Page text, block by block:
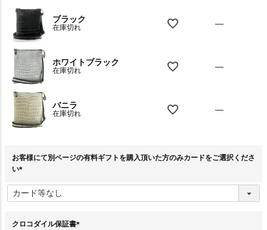
ブラック
在庫切れ —
ホワイトブラック
在庫切れ —
バニラ
在庫切れ —
お客様にて別ページの有料ギフトを購入頂いた方のみカードをご選択くださ
い
必
須
クロコダイル保証書